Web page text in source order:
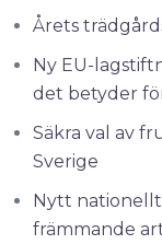
Årets
Ny EU-
det betyder
Säkra val av
Sverige
Nytt nationellt
främmande